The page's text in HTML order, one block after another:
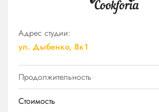
Адрес студии:
ул. Дыбенко, 8к1
Продолжительность
Стоимость